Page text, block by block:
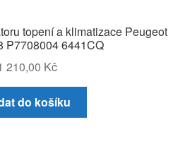
topení a klimatizace Peugeot
P7708004 6441CQ
210,00 Kč
do košíku